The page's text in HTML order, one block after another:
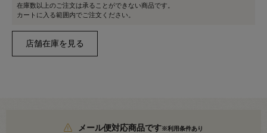
在庫数以上のご注文は承ることができない商品です。
カートに入る範囲内でご注文ください。
メール便対応商品です※利用条件あり